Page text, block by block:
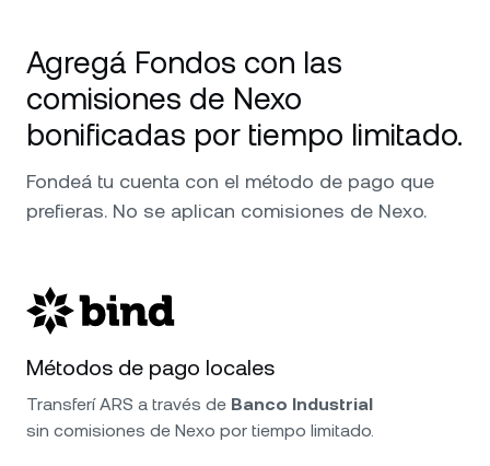
Agregá Fondos con las
comisiones de Nexo
bonificadas por tiempo limitado.
Fondeá tu cuenta con el método de pago que
prefieras. No se aplican comisiones de Nexo.
Métodos de pago locales
Transferí ARS a través de Banco Industrial
sin comisiones de Nexo por tiempo limitado.